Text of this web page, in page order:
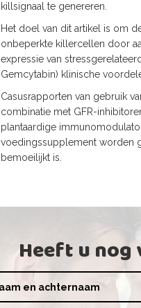
killsignaal te genereren.
Het doel van dit artikel is om
onbeperkte killercellen door
expressie van
Gemcytabin) klinische
Casusrapporten van gebruik
combinatie met GFR-
plantaardige
voedingssupplement worden
bemoeilijkt is.
Heeft u nog